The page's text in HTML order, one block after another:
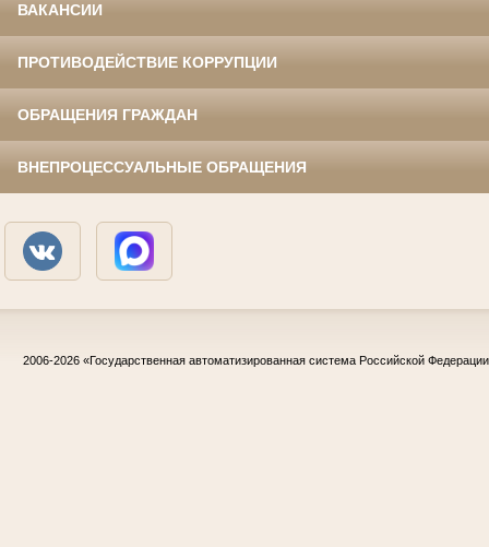
ВАКАНСИИ
ПРОТИВОДЕЙСТВИЕ КОРРУПЦИИ
ОБРАЩЕНИЯ ГРАЖДАН
ВНЕПРОЦЕССУАЛЬНЫЕ ОБРАЩЕНИЯ
2006-2026 «Государственная автоматизированная система Российской